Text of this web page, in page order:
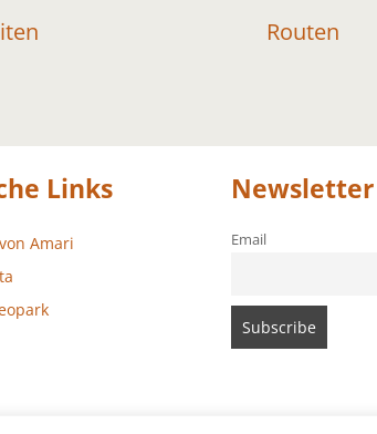
Routen
Links
Amari
Newsletter
Email